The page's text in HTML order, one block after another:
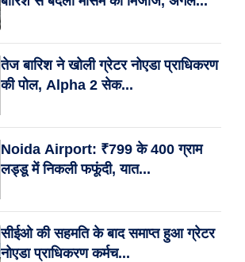
तेज बारिश ने खोली ग्रेटर नोएडा प्राधिकरण
की पोल, Alpha 2 सेक...
Noida Airport: ₹799 के 400 ग्राम
लड्डू में निकली फफूंदी, यात...
सीईओ की सहमति के बाद समाप्त हुआ ग्रेटर
नोएडा प्राधिकरण कर्मच...